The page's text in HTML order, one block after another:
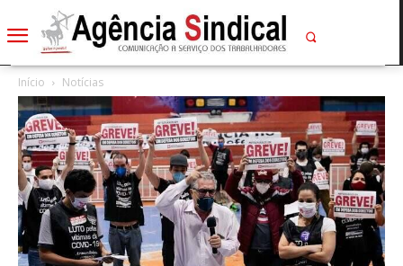
Início Notícias